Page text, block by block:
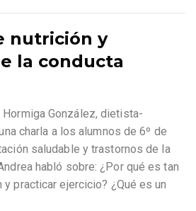
nutrición y
la conducta
González, dietista-
charla a los alumnos de 6º de
saludable y trastornos de la
habló sobre: ¿Por qué es tan
practicar ejercicio? ¿Qué es un